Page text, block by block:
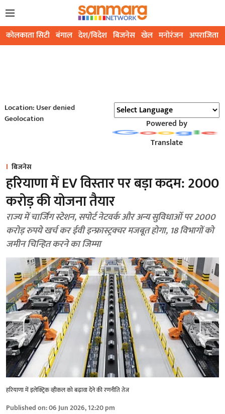
कोलकाता सिटी बंगाल देश/विदेश बिजनेस खेल मनोरंजन अपराजिता
Location: User denied
Geolocation
Powered by
Translate
बिजनेस
हरियाणा में EV विस्तार पर बड़ा कदम: 2000
करोड़ की योजना तैयार
राज्य में चार्जिंग स्टेशन, सपोर्ट नेटवर्क और अन्य सुविधाओं पर 2000
करोड़ रुपये खर्च कर ईवी इन्फ्रास्ट्रक्चर मजबूत होगा, 18 विभागों को
जमीन चिन्हित करने का जिम्मा
हरियाणा में इलेक्ट्रिक व्हीकल को बढ़ावा देने की रणनीति तेज
Published on:06 Jun 2026, 12:20 pm